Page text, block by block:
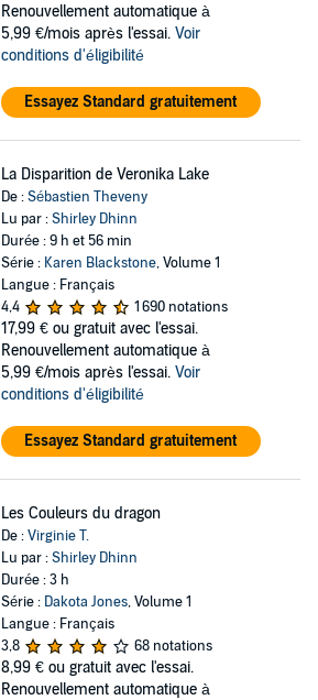
Renouvellement automatique à
5,99 €/mois après l'essai. Voir
conditions d'éligibilité
Essayez Standard gratuitement
La Disparition de Veronika Lake
De :Sébastien Theveny
Lu par :Shirley Dhinn
Durée : 9 h et 56 min
Série : Karen Blackstone, Volume 1
Langue : Français
4,4
1 690 notations
17,99 € ou gratuit avec l'essai.
Renouvellement automatique à
5,99 €/mois après l'essai. Voir
conditions d'éligibilité
Essayez Standard gratuitement
Les Couleurs du dragon
De :Virginie T.
Lu par :Shirley Dhinn
Durée : 3 h
Série : Dakota Jones, Volume 1
Langue : Français
3,8
68 notations
8,99 € ou gratuit avec l'essai.
Renouvellement automatique à